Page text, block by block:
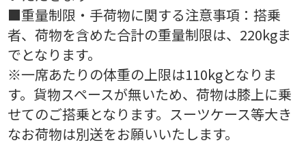
■重量制限・手荷物に関する注意事項：搭乗
者、荷物を含めた合計の重量制限は、220kgま
でとなります。
※一席あたりの体重の上限は110kgとなりま
す。貨物スペースが無いため、荷物は膝上に乗
せてのご搭乗となります。スーツケース等大き
なお荷物は別送をお願いいたします。